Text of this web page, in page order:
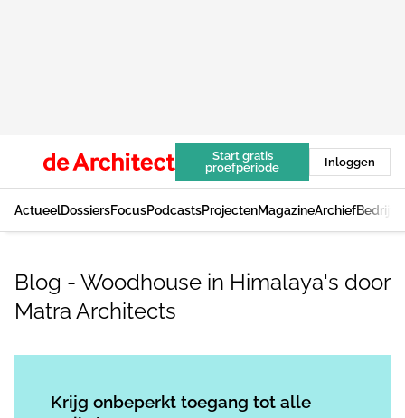
Start gratis
proefperiode
Inloggen
ActueelDossiersFocusPodcastsProjectenMagazineArchief
Blog - Woodhouse in Himalaya's door
Matra Architects
Krijg onbeperkt toegang tot alle